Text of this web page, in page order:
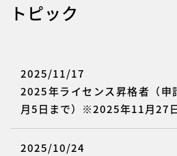
トピック
2025/11/17
2025年ライセンス昇格者（
月5日まで）※2025年11月27
2025/10/24